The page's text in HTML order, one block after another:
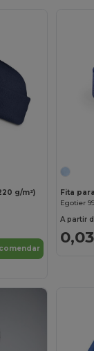
g/m²)
Fita
Egotier
A partir